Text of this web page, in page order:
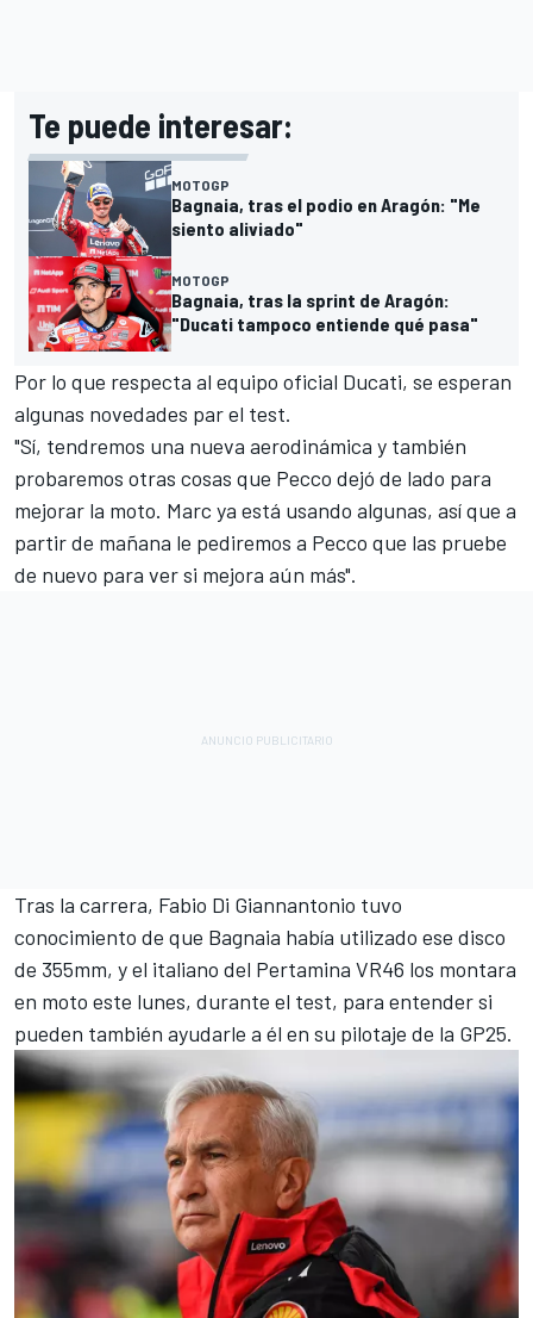
Te puede interesar:
MOTOGP
Bagnaia, tras el podio en Aragón: "Me
siento aliviado"
MOTOGP
Bagnaia, tras la sprint de Aragón:
"Ducati tampoco entiende qué pasa"
Por lo que respecta al equipo oficial Ducati, se esperan
algunas novedades par el test.
"Sí, tendremos una nueva aerodinámica y también
probaremos otras cosas que Pecco dejó de lado para
mejorar la moto. Marc ya está usando algunas, así que a
partir de mañana le pediremos a Pecco que las pruebe
de nuevo para ver si mejora aún más".
Tras la carrera, Fabio Di Giannantonio tuvo
conocimiento de que Bagnaia había utilizado ese disco
de 355mm, y el italiano del Pertamina VR46 los montara
en moto este lunes, durante el test, para entender si
pueden también ayudarle a él en su pilotaje de la GP25.